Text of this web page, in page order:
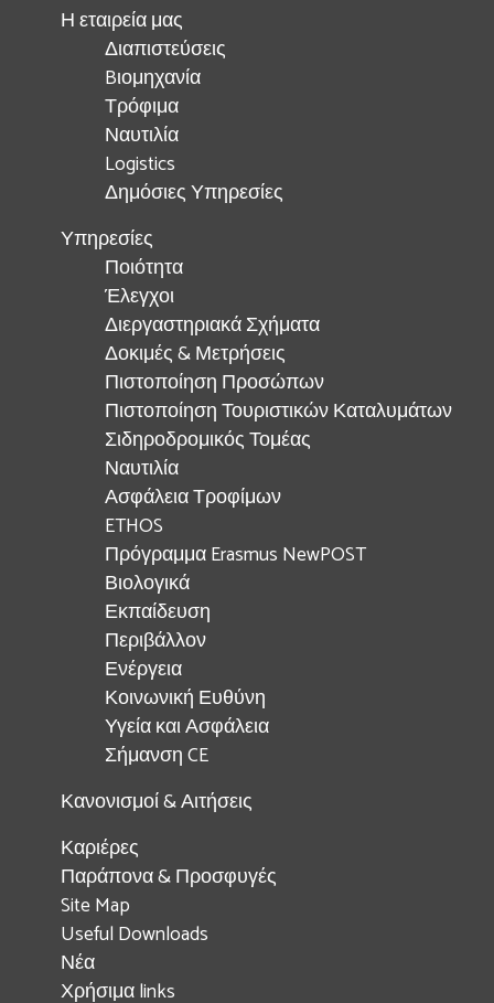
Η εταιρεία μας
Διαπιστεύσεις
Bιομηχανία
Τρόφιμα
Ναυτιλία
Logistics
Δημόσιες Υπηρεσίες
Υπηρεσίες
Ποιότητα
Έλεγχοι
Διεργαστηριακά Σχήματα
Δοκιμές & Μετρήσεις
Πιστοποίηση Προσώπων
Πιστοποίηση Τουριστικών Καταλυμάτων
Σιδηροδρομικός Τομέας
Ναυτιλία
Ασφάλεια Τροφίμων
ETHOS
Πρόγραμμα Erasmus NewPOST
Βιολογικά
Εκπαίδευση
Περιβάλλον
Ενέργεια
Κοινωνική Ευθύνη
Υγεία και Ασφάλεια
Σήμανση CE
Κανονισμοί & Αιτήσεις
Καριέρες
Παράπονα & Προσφυγές
Site Map
Useful Downloads
Νέα
Χρήσιμα links